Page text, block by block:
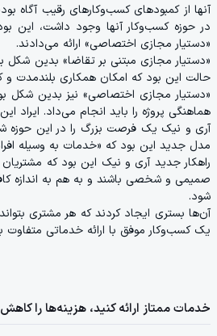
آنها از کمبودهای کسب‌و‌کارهای رقیب آگاه
در حوزه کسب‌وکار آنها وجود داشت، این
«دستیار مجازی اختصاصی» ارائه می‌دادند.
«دستیار مجازی مبتنی بر تقاضا» بدین
حالت این بود که امکان همکاری بلندمدت و
«دستیار مجازی اختصاصی» نیز بدین شکل
هماهنگی پروژه را باید انجام می‌داد.
آری و نیک یک فرصت بزرگ را در این حوزه
مدل جدید این بود که «خدمات به وسیله
راهکار جدید آری و نیک این بود که
صمیمی و شخصی باشند و به هم به اندازه
شود.
آن‌ها بستری ایجاد کردند که هر مشتری
یک کسب‌وکار موفق با ارائه خدماتی
خدمات ممتاز ارائه کنید، هزینه‌ها را